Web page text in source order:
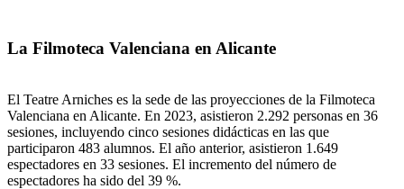
La Filmoteca Valenciana en Alicante
El Teatre Arniches es la sede de las proyecciones de la Filmoteca
Valenciana en Alicante. En 2023, asistieron 2.292 personas en 36
sesiones, incluyendo cinco sesiones didácticas en las que
participaron 483 alumnos. El año anterior, asistieron 1.649
espectadores en 33 sesiones. El incremento del número de
espectadores ha sido del 39 %.